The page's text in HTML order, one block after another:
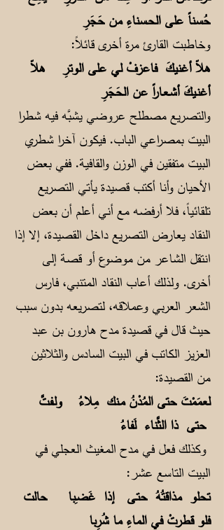
حُسناً على الحـسناءِ من حَجَرِ
وخاطبت القارئ مرة أخرى قائلاً:
هلاّ أغنيكَ فاعزفْ لي على الوترِهلاّ
أغنـيكَ أشـعـاراً عن الحَجَرِ
والتصريع مصطلح عروضي يشبَّه فيه شطرا
البيت بمصراعي الباب. فيكون آخرا شطري
البيت متفقين في الوزن والقافية. ففي بعض
الأحيان وأنا أكتب قصيدة يأتي التصريع
تلقائياً، فلا أرفضه مع أني أعلم أن بعض
النقاد يعارض التصريع داخل القصيدة، إلا إذا
انتقل الشاعر من موضوع أو قصة إلى
أخرى. ولذلك أعاب النقاد المتنبي، فارس
الشعر العربي وعملاقه، لتصريعه بدون سبب
حيث قال في قصيدة مدح هارون بن عبد
العزيز الكاتب في البيت السادس والثلاثين
من القصيدة:
لعمَمْتَ حتى المُدْنُ مـنك مِلاءُولـفـتَّ
حتى ذا الثَّناء لَفاءُ
وكذلك فعل في مدح المغيث العجلي في
البيت التاسع عشر:
تحلو مذاقتُهُ حتـى إذا غَضـِباحالت
فلو قطرتْ في الماءِ ما شُرِبا